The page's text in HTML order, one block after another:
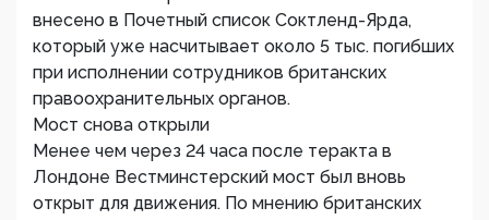
внесено в Почетный список Соктленд-Ярда,
который уже насчитывает около 5 тыс. погибших
при исполнении сотрудников британских
правоохранительных органов.
Мост снова открыли
Менее чем через 24 часа после теракта в
Лондоне Вестминстерский мост был вновь
открыт для движения. По мнению британских